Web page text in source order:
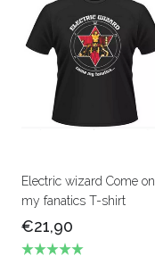
Electric wizard Come on
my fanatics T-shirt
€21,90